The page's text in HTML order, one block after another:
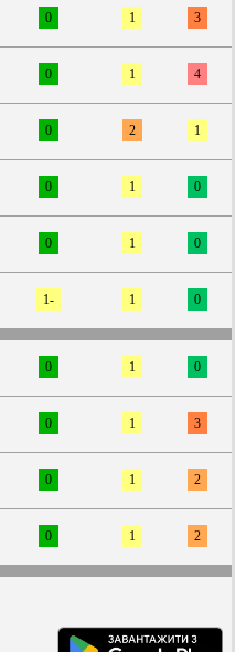
0 1 3
0 1 4
0 2 1
0 1 0
0 1 0
1- 1 0
0 1 0
0 1 3
0 1 2
0 1 2